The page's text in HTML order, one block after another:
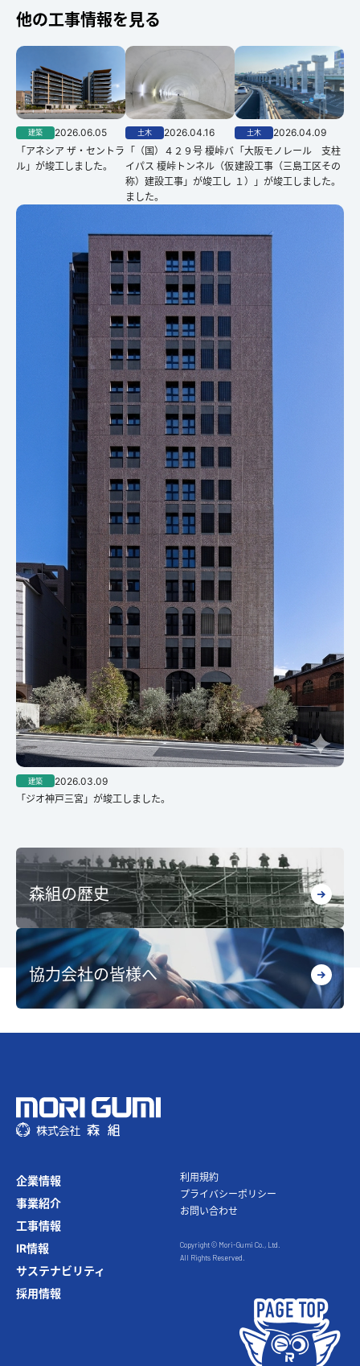
他の工事情報を見る
建築
2026.06.05
「アネシア ザ・セントラ
ル」が竣工しました。
土木
2026.04.16
「（国）４２９号 榎峠バ
イパス 榎峠トンネル（仮
称）建設工事」が竣工し
ました。
土木
2026.04.09
「大阪モノレール 支柱
建設工事（三島工区その
１）」が竣工しました。
建築
2026.03.09
「ジオ神戸三宮」が竣工しました。
森組の歴史
協力会社の皆様へ
企業情報
事業紹介
⼯事情報
IR情報
サステナビリティ
採⽤情報
利⽤規約
プライバシーポリシー
お問い合わせ
Copyright © Mori-Gumi Co., Ltd.
All Rights Reserved.